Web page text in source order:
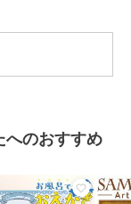
いの際は、商品や
生活 お祝い 内祝い
ねまね トコトコ ま
おもちゃ ものまね
へのおすすめ